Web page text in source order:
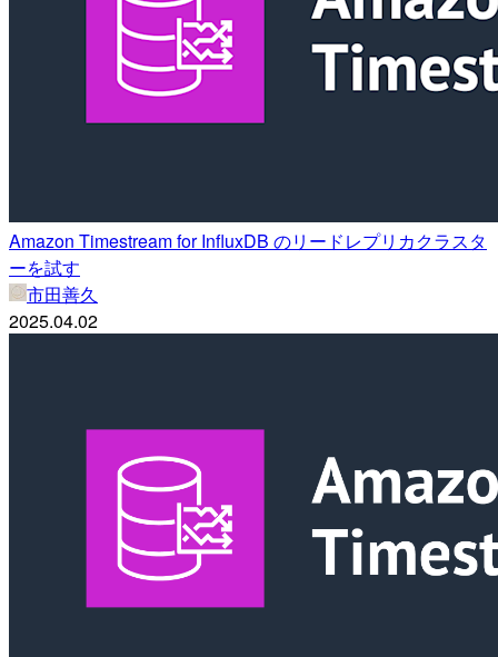
Amazon Timestream for InfluxDB のリードレプリカクラスタ
ーを試す
市田善久
2025.04.02